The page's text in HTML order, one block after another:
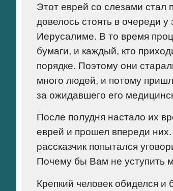
Этот еврей со слезами стал
довелось стоять в очереди
Иерусалиме. В то время
бумаги, и каждый, кто
порядке. Поэтому они
много людей, и потому
за ожидавшего его
После полудня настало их
еврей и прошел впереди
рассказчик попытался
Почему бы Вам не уступить
Крепкий человек обиделся